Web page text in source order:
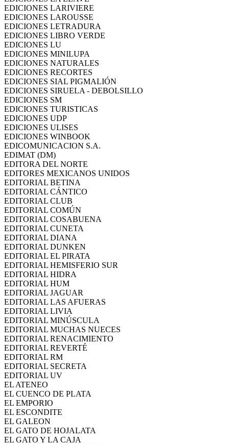
EDICIONES LARIVIERE
EDICIONES LAROUSSE
EDICIONES LETRADURA
EDICIONES LIBRO VERDE
EDICIONES LU
EDICIONES MINILUPA
EDICIONES NATURALES
EDICIONES RECORTES
EDICIONES SIAL PIGMALIÓN
EDICIONES SIRUELA - DEBOLSILLO
EDICIONES SM
EDICIONES TURISTICAS
EDICIONES UDP
EDICIONES ULISES
EDICIONES WINBOOK
EDICOMUNICACION S.A.
EDIMAT (DM)
EDITORA DEL NORTE
EDITORES MEXICANOS UNIDOS
EDITORIAL BETINA
EDITORIAL CÁNTICO
EDITORIAL CLUB
EDITORIAL COMÚN
EDITORIAL COSABUENA
EDITORIAL CUNETA
EDITORIAL DIANA
EDITORIAL DUNKEN
EDITORIAL EL PIRATA
EDITORIAL HEMISFERIO SUR
EDITORIAL HIDRA
EDITORIAL HUM
EDITORIAL JAGUAR
EDITORIAL LAS AFUERAS
EDITORIAL LIVIA
EDITORIAL MINÚSCULA
EDITORIAL MUCHAS NUECES
EDITORIAL RENACIMIENTO
EDITORIAL REVERTÉ
EDITORIAL RM
EDITORIAL SECRETA
EDITORIAL UV
EL ATENEO
EL CUENCO DE PLATA
EL EMPORIO
EL ESCONDITE
EL GALEON
EL GATO DE HOJALATA
EL GATO Y LA CAJA